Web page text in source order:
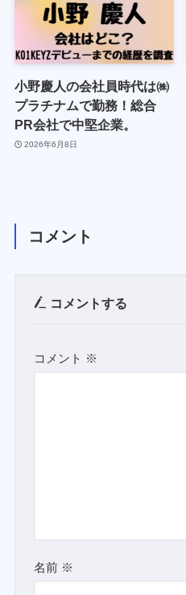
小野慶人の会社員時代は㈱
プラチナムで勤務！総合
PR会社で中堅企業。
2026年6月8日
コメント
コメントする
コメント ※
名前 ※